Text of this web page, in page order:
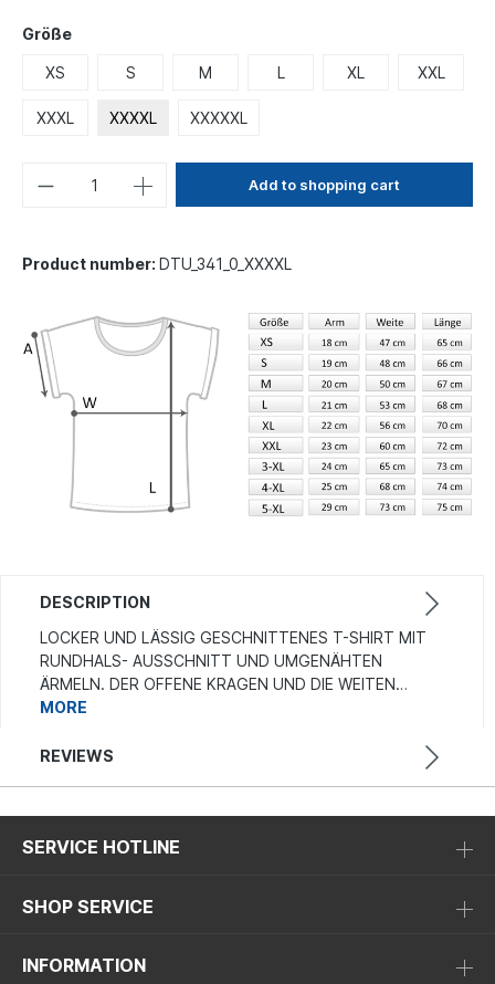
Größe
XS S M L XL XXL
XXXL XXXXL XXXXXL
Add to shopping cart
Product number: DTU_341_0_XXXXL
DESCRIPTION
LOCKER UND LÄSSIG GESCHNITTENES T-SHIRT MIT
RUNDHALS- AUSSCHNITT UND UMGENÄHTEN
ÄRMELN. DER OFFENE KRAGEN UND DIE WEITEN…
MORE
REVIEWS
SERVICE HOTLINE
SHOP SERVICE
INFORMATION